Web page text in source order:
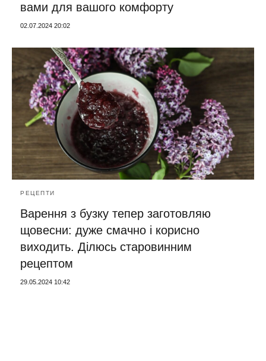
вами для вашого комфорту
02.07.2024 20:02
РЕЦЕПТИ
Варення з бузку тепер заготовляю
щовесни: дуже смачно і корисно
виходить. Ділюсь старовинним
рецептом
29.05.2024 10:42